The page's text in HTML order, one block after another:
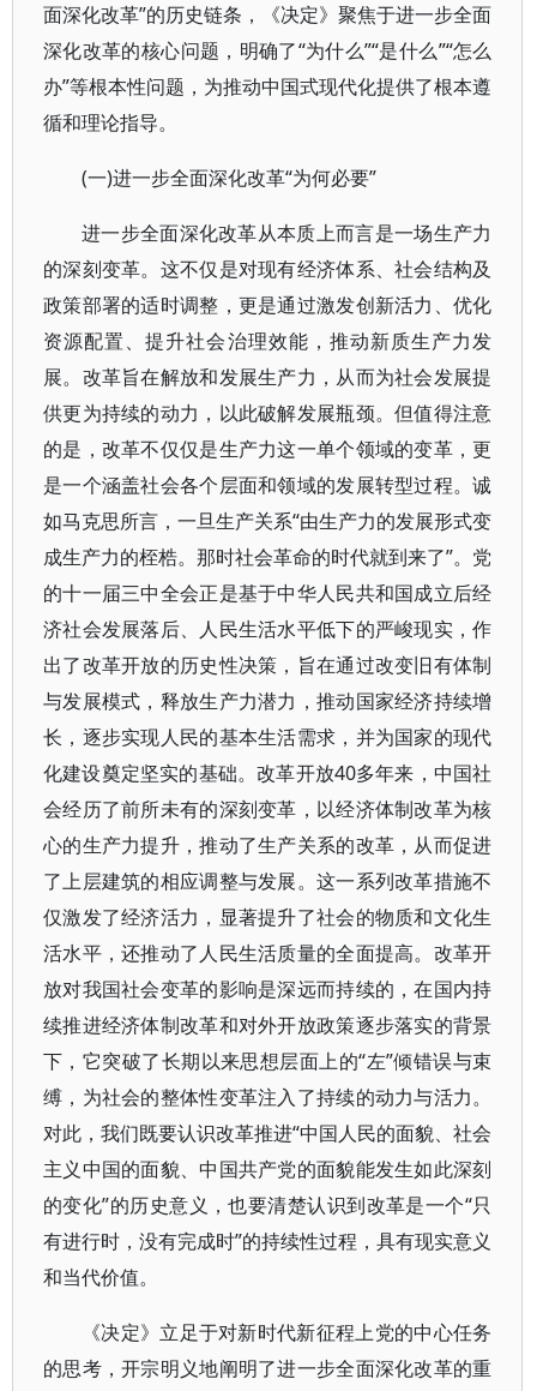
面深化改革”的历史链条，《决定》聚焦于进一步全面
深化改革的核心问题，明确了“为什么”“是什么”“怎么
办”等根本性问题，为推动中国式现代化提供了根本遵
循和理论指导。
(一)进一步全面深化改革“为何必要”
进一步全面深化改革从本质上而言是一场生产力
的深刻变革。这不仅是对现有经济体系、社会结构及
政策部署的适时调整，更是通过激发创新活力、优化
资源配置、提升社会治理效能，推动新质生产力发
展。改革旨在解放和发展生产力，从而为社会发展提
供更为持续的动力，以此破解发展瓶颈。但值得注意
的是，改革不仅仅是生产力这一单个领域的变革，更
是一个涵盖社会各个层面和领域的发展转型过程。诚
如马克思所言，一旦生产关系“由生产力的发展形式变
成生产力的桎梏。那时社会革命的时代就到来了”。党
的十一届三中全会正是基于中华人民共和国成立后经
济社会发展落后、人民生活水平低下的严峻现实，作
出了改革开放的历史性决策，旨在通过改变旧有体制
与发展模式，释放生产力潜力，推动国家经济持续增
长，逐步实现人民的基本生活需求，并为国家的现代
化建设奠定坚实的基础。改革开放40多年来，中国社
会经历了前所未有的深刻变革，以经济体制改革为核
心的生产力提升，推动了生产关系的改革，从而促进
了上层建筑的相应调整与发展。这一系列改革措施不
仅激发了经济活力，显著提升了社会的物质和文化生
活水平，还推动了人民生活质量的全面提高。改革开
放对我国社会变革的影响是深远而持续的，在国内持
续推进经济体制改革和对外开放政策逐步落实的背景
下，它突破了长期以来思想层面上的“左”倾错误与束
缚，为社会的整体性变革注入了持续的动力与活力。
对此，我们既要认识改革推进“中国人民的面貌、社会
主义中国的面貌、中国共产党的面貌能发生如此深刻
的变化”的历史意义，也要清楚认识到改革是一个“只
有进行时，没有完成时”的持续性过程，具有现实意义
和当代价值。
《决定》立足于对新时代新征程上党的中心任务
的思考，开宗明义地阐明了进一步全面深化改革的重